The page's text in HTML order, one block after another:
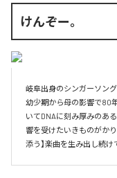
けんぞー。
岐阜出身のシンガーソング
幼少期から母の影響で80
いてDNAに刻み厚みのあ
響を受けたいきものがか
添う】楽曲を生み出し続け